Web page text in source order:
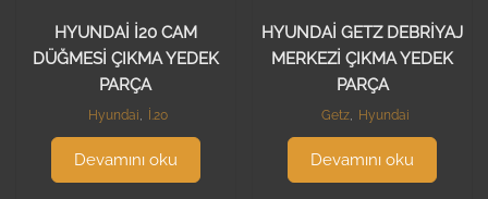
HYUNDAİ İ20 CAM
DÜĞMESİ ÇIKMA YEDEK
PARÇA
Hyundai, İ.20
Devamını oku
HYUNDAİ GETZ DEBRİYAJ
MERKEZİ ÇIKMA YEDEK
PARÇA
Getz, Hyundai
Devamını oku